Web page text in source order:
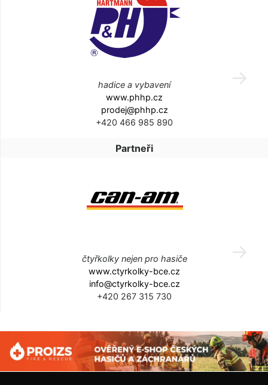
hadice a vybavení
www.phhp.cz
prodej@phhp.cz
+420 466 985 890
Partneři
čtyřkolky nejen pro hasiče
www.ctyrkolky-bce.cz
info@ctyrkolky-bce.cz
+420 267 315 730